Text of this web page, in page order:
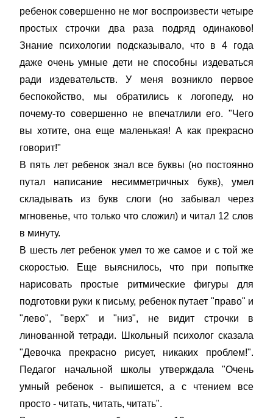
ребенок совершенно не мог воспроизвести четыре
простых строчки два раза подряд одинаково!
Знание психологии подсказывало, что в 4 года
даже очень умные дети не способны издеваться
ради издевательств. У меня возникло первое
беспокойство, мы обратились к логопеду, но
почему-то совершенно не впечатлили его. "Чего
вы хотите, она еще маленькая! А как прекрасно
говорит!"
В пять лет ребенок знал все буквы (но постоянно
путал написание несимметричных букв), умел
складывать из букв слоги (но забывал через
мгновенье, что только что сложил) и читал 12 слов
в минуту.
В шесть лет ребенок умел то же самое и с той же
скоростью. Еще выяснилось, что при попытке
нарисовать простые ритмические фигуры для
подготовки руки к письму, ребенок путает "право" и
"лево", "верх" и "низ", не видит строчки в
линованной тетради. Школьный психолог сказала
"Девочка прекрасно рисует, никаких проблем!".
Педагог начальной школы утверждала "Очень
умный ребенок - выпишется, а с чтением все
просто - читать, читать, читать".